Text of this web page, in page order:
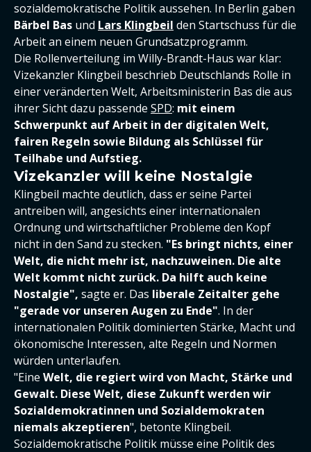
sozialdemokratische Politik aussehen. In Berlin gaben
Bärbel Bas und Lars Klingbeil den Startschuss für die
Arbeit an einem neuen Grundsatzprogramm.
Die Rollenverteilung im Willy-Brandt-Haus war klar:
Vizekanzler Klingbeil beschrieb Deutschlands Rolle in
einer veränderten Welt, Arbeitsministerin Bas die aus
ihrer Sicht dazu passende SPD: mit einem
Schwerpunkt auf Arbeit in der digitalen Welt,
fairen Regeln sowie Bildung als Schlüssel für
Teilhabe und Aufstieg.
Vizekanzler will keine Nostalgie
Klingbeil machte deutlich, dass er seine Partei
antreiben will, angesichts einer internationalen
Ordnung und wirtschaftlicher Probleme den Kopf
nicht in den Sand zu stecken. "Es bringt nichts, einer
Welt, die nicht mehr ist, nachzuweinen. Die alte
Welt kommt nicht zurück. Da hilft auch keine
Nostalgie", sagte er. Das liberale Zeitalter gehe
"gerade vor unseren Augen zu Ende". In der
internationalen Politik dominierten Stärke, Macht und
ökonomische Interessen, alte Regeln und Normen
würden unterlaufen.
"Eine Welt, die regiert wird von Macht, Stärke und
Gewalt. Diese Welt, diese Zukunft werden wir
Sozialdemokratinnen und Sozialdemokraten
niemals akzeptieren", betonte Klingbeil.
Sozialdemokratische Politik müsse eine Politik des